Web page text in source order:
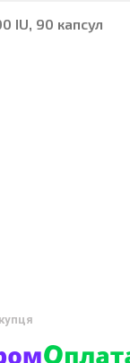
IU, 90 капсул